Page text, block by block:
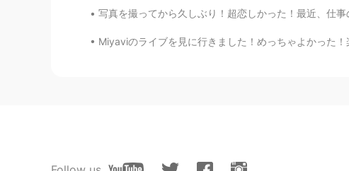
JP EN
写真を撮ってから久しぶり！超恋しかった！最近、仕事の後、家に帰る前時、リラックスのために近所の
Miyaviのライブを見に行きました！めっちゃよかった！楽しかった！Miyaviはアメリカにたくさんの